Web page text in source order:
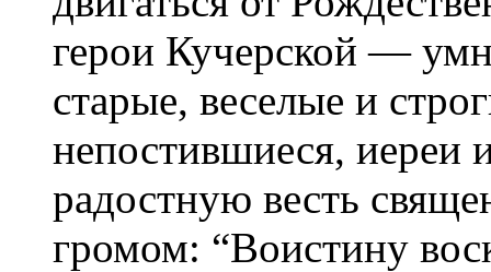
герои Кучерской —
старые, веселые и
непостившиеся, иереи
радостную весть
громом: “Воистину